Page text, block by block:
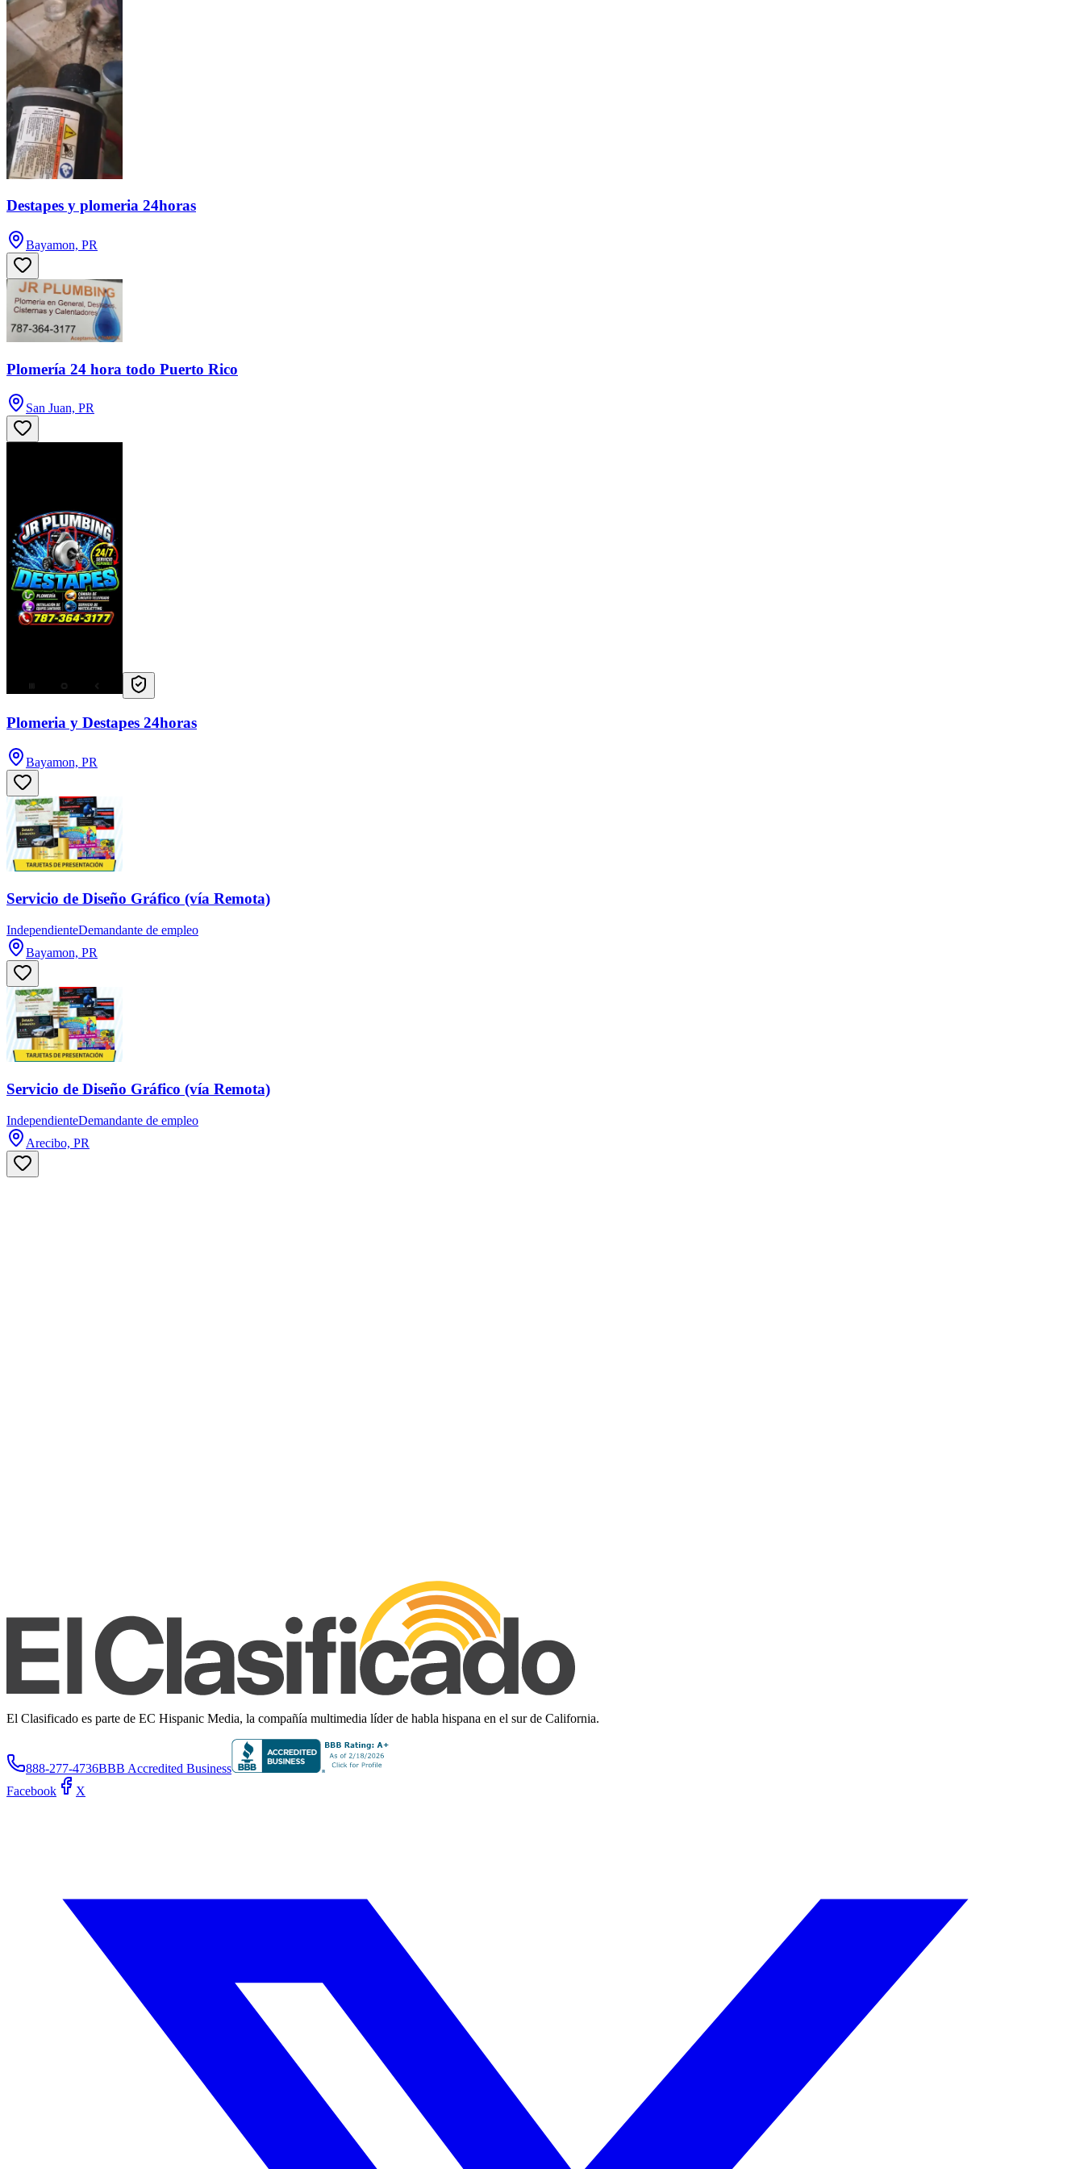
Destapes y plomeria 24horas
Bayamon, PR
Plomería 24 hora todo Puerto Rico
San Juan, PR
Plomeria y Destapes 24horas
Bayamon, PR
Servicio de Diseño Gráfico (vía Remota)
IndependienteDemandante de empleo
Bayamon, PR
Servicio de Diseño Gráfico (vía Remota)
IndependienteDemandante de empleo
Arecibo, PR
El Clasificado es parte de EC Hispanic Media, la compañía multimedia líder de habla hispana en el sur de California.
888-277-4736BBB Accredited Business
Facebook
X